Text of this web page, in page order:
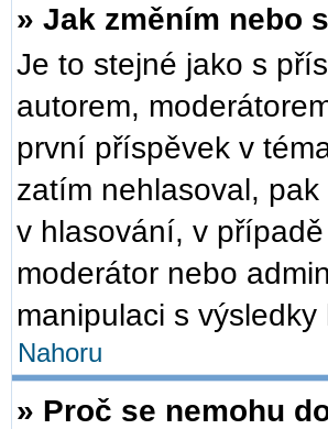
» Jak změním nebo
Je to stejné jako s
autorem,
první příspěvek v
zatím nehlasoval,
v hlasování, v
moderátor nebo
manipulaci s výsledky
Nahoru
» Proč se nemohu